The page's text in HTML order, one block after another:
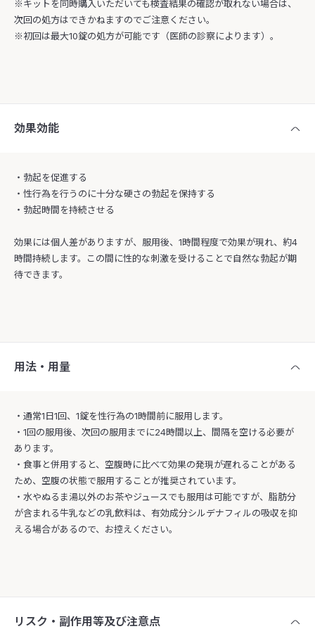
※キットを同時購入いただいても検査結果の確認が取れない場合は、
次回の処方はできかねますのでご注意ください。
※初回は最大10錠の処方が可能です（医師の診察によります）。
効果効能
・勃起を促進する
・性行為を行うのに十分な硬さの勃起を保持する
・勃起時間を持続させる
効果には個人差がありますが、服用後、1時間程度で効果が現れ、約4
時間持続します。この間に性的な刺激を受けることで自然な勃起が期
待できます。
用法・用量
・通常1日1回、1錠を性行為の1時間前に服用します。
・1回の服用後、次回の服用までに24時間以上、間隔を空ける必要が
あります。
・食事と併用すると、空腹時に比べて効果の発現が遅れることがある
ため、空腹の状態で服用することが推奨されています。
・水やぬるま湯以外のお茶やジュースでも服用は可能ですが、脂肪分
が含まれる牛乳などの乳飲料は、有効成分シルデナフィルの吸収を抑
える場合があるので、お控えください。
リスク・副作用等及び注意点